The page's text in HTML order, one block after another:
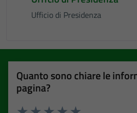
Ufficio di Presidenza
Quanto sono chiare le
pagina?